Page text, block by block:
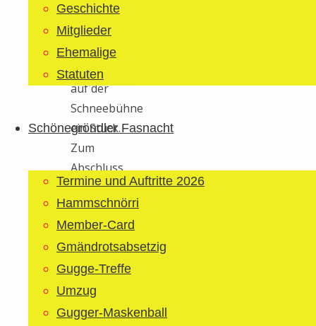
Geschichte
Mitglieder
Ehemalige
Statuten
Schönegröndler Fasnacht
Termine und Auftritte 2026
Hammschnörri
Member-Card
Gmändrotsabsetzig
Gugge-Treffe
Umzug
Gugger-Maskenball
Richtungen
zur MZA
und
spielten dort
auf der
Schneebühne
ein Stück.
Zum
Abschluss
des
‚Draussenteils‘
folgte ein
herrliches
Feuerwerk.
Anschliessend
folgten